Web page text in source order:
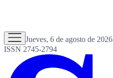
Jueves, 6 de agosto de 2026
ISSN 2745-2794